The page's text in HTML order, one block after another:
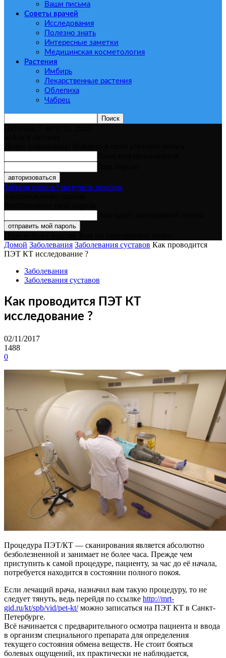
Ваши письма
Советы врачей
Исследования
Полезно знать
Интересные заметки
Медицинская косметология
Растения
Имбирь
Лекарственные растения
Облепиха
Чабрец
Забыли пароль? получить помощь
Домой Заболевания Заболевания суставов Как проводится
ПЭТ КТ исследование ?
Заболевания
Заболевания суставов
Как проводится ПЭТ КТ
исследование ?
02/11/2017
1488
0
Процедура ПЭТ/КТ — сканирования является абсолютно
безболезненной и занимает не более часа. Прежде чем
приступить к самой процедуре, пациенту, за час до её начала,
потребуется находится в состоянии полного покоя.
Если лечащий врача, назначил вам такую процедуру, то не
следует тянуть, ведь перейдя по ссылке http://mrt-
gid.ru/kt/spb/vid/pet-kt/можно записаться на ПЭТ КТ в Санкт-
Петербурге.
Всё начинается с предварительного осмотра пациента и ввода
в организм специального препарата для определения
текущего состояния обмена веществ. Не стоит бояться
болевых ощущений, их практически не наблюдается,